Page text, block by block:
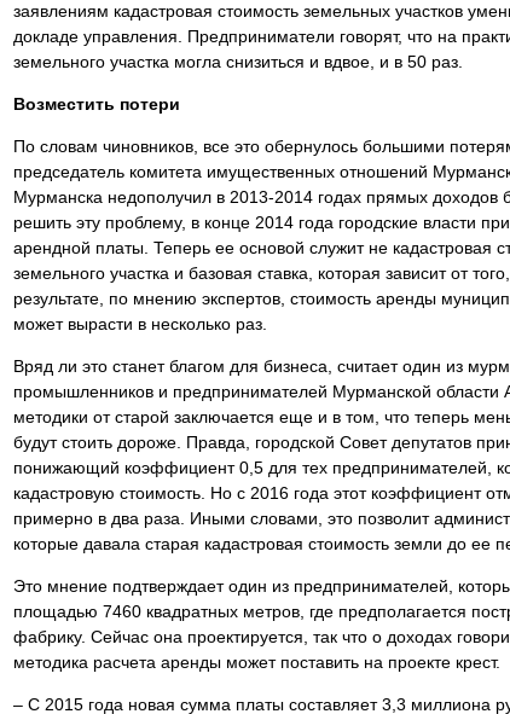
заявлениям кадастровая стоимость земельных участков
докладе управления. Предприниматели говорят, что на
земельного участка могла снизиться и вдвое, и в 50 раз.
Возместить потери
По словам чиновников, все это обернулось большими
председатель комитета имущественных отношений
Мурманска недополучил в 2013-2014 годах прямых
решить эту проблему, в конце 2014 года городские власти
арендной платы. Теперь ее основой служит не кадастровая
земельного участка и базовая ставка, которая зависит от
результате, по мнению экспертов, стоимость аренды
может вырасти в несколько раз.
Вряд ли это станет благом для бизнеса, считает один из
промышленников и предпринимателей Мурманской области
методики от старой заключается еще и в том, что теперь
будут стоить дороже. Правда, городской Совет депутатов
понижающий коэффициент 0,5 для тех предпринимателей,
кадастровую стоимость. Но с 2016 года этот коэффициент
примерно в два раза. Иными словами, это позволит
которые давала старая кадастровая стоимость земли до ее
Это мнение подтверждает один из предпринимателей,
площадью 7460 квадратных метров, где предполагается
фабрику. Сейчас она проектируется, так что о доходах
методика расчета аренды может поставить на проекте крест.
– С 2015 года новая сумма платы составляет 3,3 миллиона